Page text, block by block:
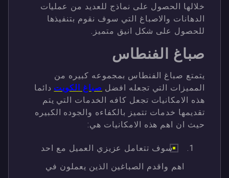
خلالها الحصول على نماذج للعديد من عمليات
الدهانات والاصباغ التي سوف نقوم بتنفيذها
للحصول على شكل انيق متميز.
صباغ الفنطاس
يتمتع صباغ الفنطاس بمجموعه كبيره من
المميزات التي تجعله افضل صباغ الكويت دائما
هذه الامكانيات تجعل كافه الخدمات التي يتم
تقديمها خدمات تتميز بالكفاءه والجوده الكبيره
حيث ان اهم هذه الامكانيات هي:
سوف تتعامل عزيزي العميل مع احد
اهم واقدم الصباغين الذين يعملون في